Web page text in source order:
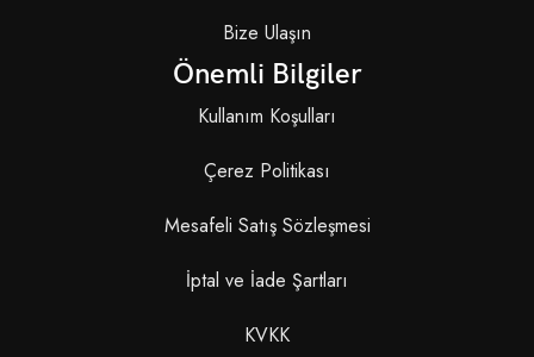
Bize Ulaşın
Önemli Bilgiler
Kullanım Koşulları
Çerez Politikası
Mesafeli Satış Sözleşmesi
İptal ve İade Şartları
KVKK